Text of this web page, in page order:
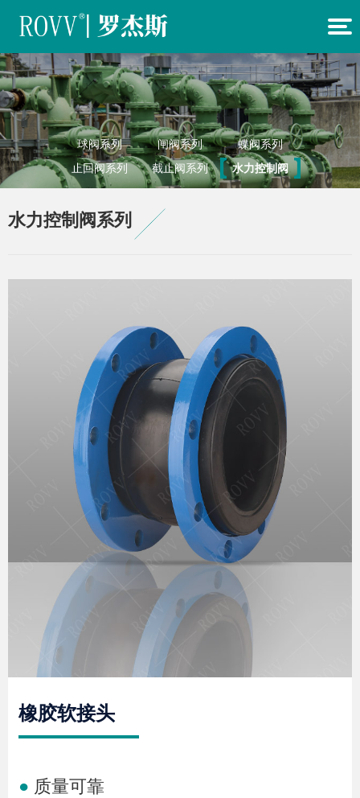
球阀系列 闸阀系列
蝶阀系列
止回阀系列
截止阀系列
水力控制阀
系列
其他阀门系
列
产品视频
水力控制阀系列
橡胶软接头
● 质量可靠